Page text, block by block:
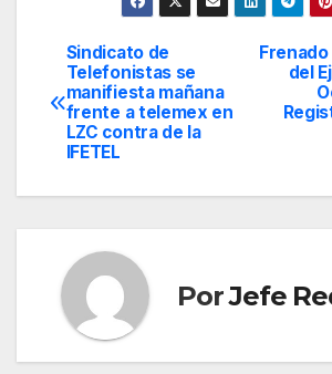
Navegación
de
entradas
del
Sindicato de
Telefonistas se
manifiesta mañana
frente a telemex en
LZC contra de la
IFETEL
PorJefe